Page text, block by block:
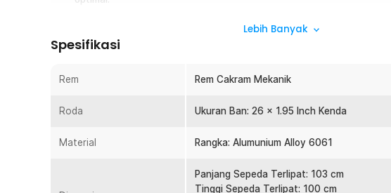
memiliki teknologi dan build quality unggulan dibandingkan sepeda listrik
konsep hybrid dengan teknologi elektrik, gowesan Anda akan lebih enteng
Untuk membawa Lankeleisi XT750 berkelana, cukup lipat agar lebih ringkas
Lebih Banyak
Spesifikasi
Rem Rem Cakram Mekanik
Roda Ukuran Ban: 26 x 1.95 Inch Kenda
Material Rangka: Alumunium Alloy 6061
Panjang Sepeda Terlipat: 103 cm
Tinggi Sepeda Terlipat: 100 cm